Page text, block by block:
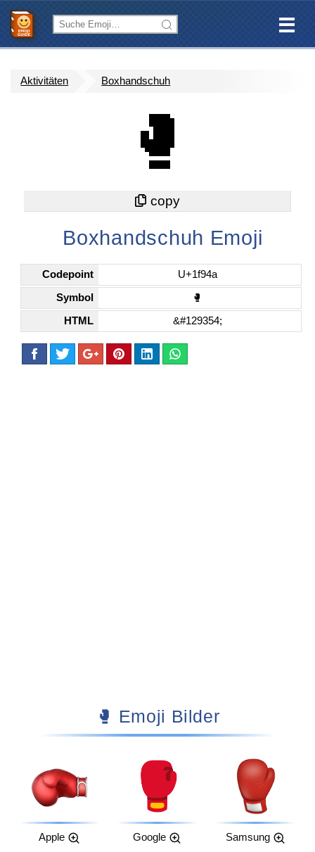
Aktivitäten Boxhandschuh
🥊
Boxhandschuh Emoji
Codepoint U+1f94a
Symbol 🥊
HTML &#129354;
🥊 Emoji Bilder
Apple Google Samsung